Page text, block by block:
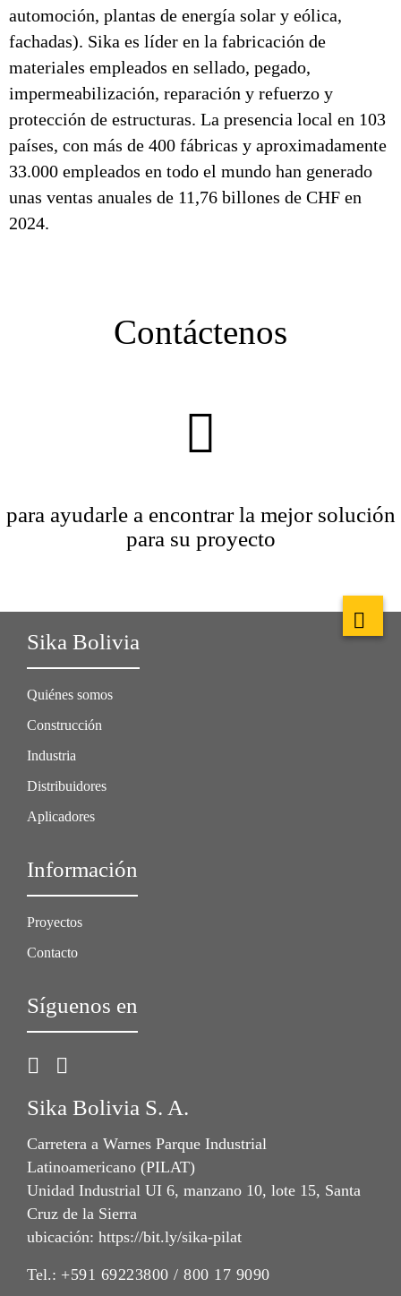
automoción, plantas de energía solar y eólica,
fachadas). Sika es líder en la fabricación de
materiales empleados en sellado, pegado,
impermeabilización, reparación y refuerzo y
protección de estructuras. La presencia local en 103
países, con más de 400 fábricas y aproximadamente
33.000 empleados en todo el mundo han generado
unas ventas anuales de 11,76 billones de CHF en
2024.
Contáctenos
para ayudarle a encontrar la mejor solución
para su proyecto
Sika Bolivia
Quiénes somos
Construcción
Industria
Distribuidores
Aplicadores
Información
Proyectos
Contacto
Síguenos en
Sika Bolivia S. A.
Carretera a Warnes Parque Industrial
Latinoamericano (PILAT)
Unidad Industrial UI 6, manzano 10, lote 15, Santa
Cruz de la Sierra
ubicación: https://bit.ly/sika-pilat
Tel.: +591 69223800 / 800 17 9090